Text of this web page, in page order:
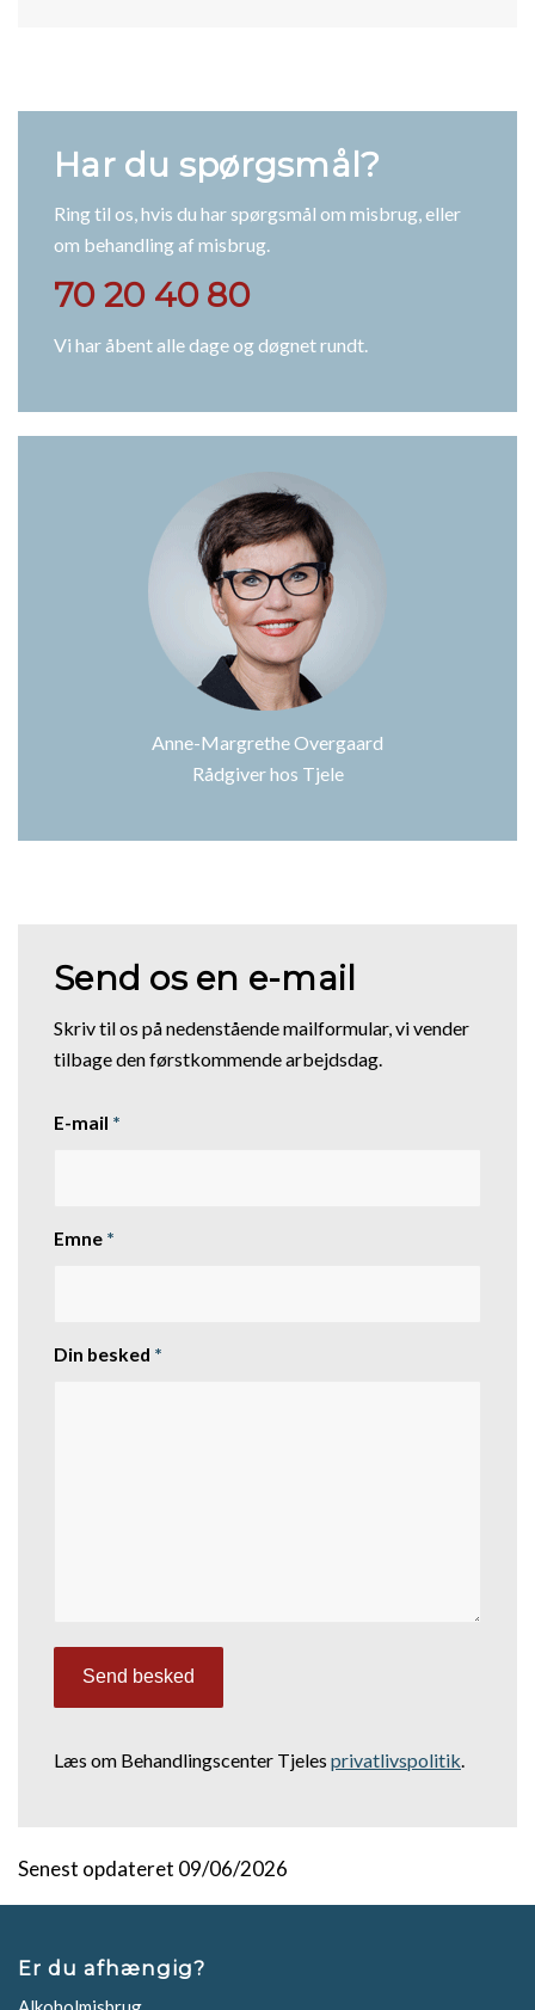
Har du spørgsmål?
Ring til os, hvis du har spørgsmål om misbrug, eller
om behandling af misbrug.
70 20 40 80
Vi har åbent alle dage og døgnet rundt.
Anne-Margrethe Overgaard
Rådgiver hos Tjele
Send os en e-mail
Skriv til os på nedenstående mailformular, vi vender
tilbage den førstkommende arbejdsdag.
E-mail *
Emne *
Din besked *
Læs om Behandlingscenter Tjeles privatlivspolitik
Senest opdateret 09/06/2026
Er du afhængig?